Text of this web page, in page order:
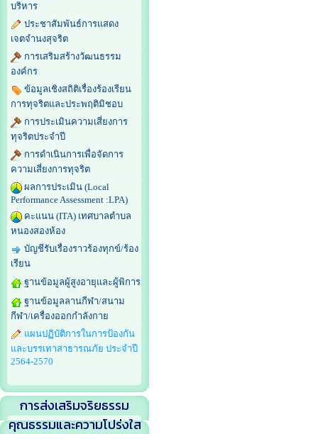
บริหาร
ประชาสัมพันธ์การแสดง
เจตจำนงสุจริต
การเสริมสร้างวัฒนธรรม
องค์กร
ข้อมูลเชิงสถิติเรื่องร้องเรียน
การทุจริตและประพฤติมิชอบ
การประเมินความเสี่ยงการ
ทุจริตประจำปี
การดำเนินการเพื่อจัดการ
ความเสี่ยงการทุจริต
ผลการประเมิน (Local
Performance Assessment :LPA)
คะแนน (ITA) เทศบาลตำบล
หนองสองห้อง
บัญชีรับเรื่องราวร้องทุกข์/ร้อง
เรียน
ฐานข้อมูลผู้สูงอายุและผู้พิการ
ฐานข้อมูลลานกีฬา/สนาม
กีฬา/เครื่องออกกำลังกาย
แผนปฏิบัติการในการป้องกัน
และบรรเทาสาธารณภัย ประจำปี
2564-2570
การส่งเสริมจริยธรรม
คุณธรรมและความโปร่งใส